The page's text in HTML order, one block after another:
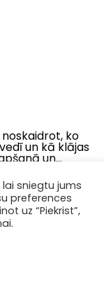
ko
un kā klājas
un...
sniegtu jums
preferences
uz “Piekrist”,